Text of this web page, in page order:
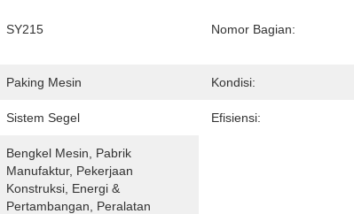
SY215 Nomor Bagian:
Paking Mesin Kondisi:
Sistem Segel Efisiensi:
Bengkel Mesin, Pabrik
Manufaktur, Pekerjaan
Konstruksi, Energi &
Pertambangan, Peralatan